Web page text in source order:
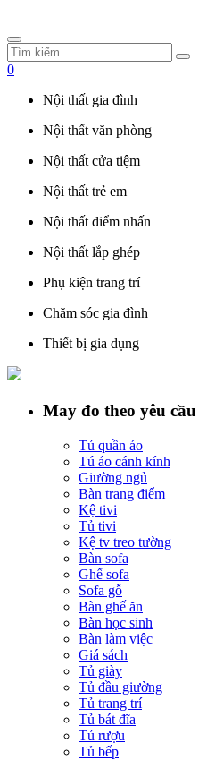
0
Nội thất gia đình
Nội thất văn phòng
Nội thất cửa tiệm
Nội thất trẻ em
Nội thất điểm nhấn
Nội thất lắp ghép
Phụ kiện trang trí
Chăm sóc gia đình
Thiết bị gia dụng
May đo theo yêu cầu
Tủ quần áo
Tú áo cánh kính
Giường ngủ
Bàn trang điểm
Kệ tivi
Tủ tivi
Kệ tv treo tường
Bàn sofa
Ghế sofa
Sofa gỗ
Bàn ghế ăn
Bàn học sinh
Bàn làm việc
Giá sách
Tủ giày
Tủ đầu giường
Tủ trang trí
Tủ bát đĩa
Tủ rượu
Tủ bếp